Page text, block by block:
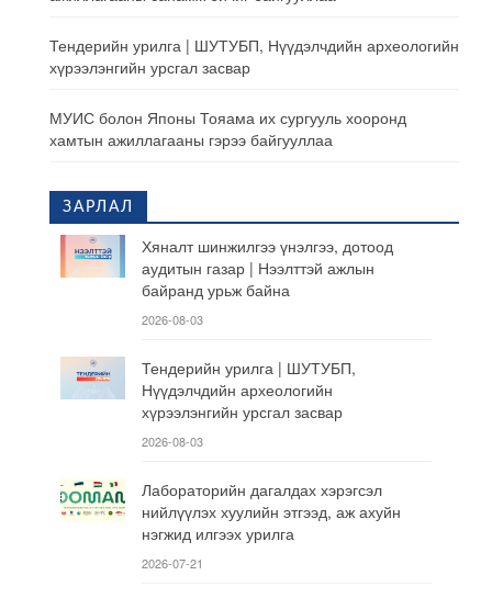
Тендерийн урилга | ШУТУБП, Нүүдэлчдийн археологийн
хүрээлэнгийн урсгал засвар
МУИС болон Японы Тояама их сургууль хооронд
хамтын ажиллагааны гэрээ байгууллаа
ЗАРЛАЛ
Хяналт шинжилгээ үнэлгээ, дотоод
аудитын газар | Нээлттэй ажлын
байранд урьж байна
2026-08-03
Тендерийн урилга | ШУТУБП,
Нүүдэлчдийн археологийн
хүрээлэнгийн урсгал засвар
2026-08-03
Лабораторийн дагалдах хэрэгсэл
нийлүүлэх хуулийн этгээд, аж ахуйн
нэгжид илгээх урилга
2026-07-21